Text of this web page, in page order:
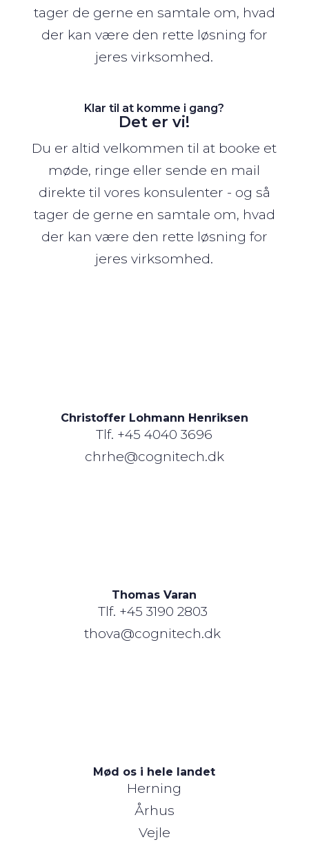
tager de gerne en samtale om, hvad
der kan være den rette løsning for
jeres virksomhed.
Klar til at komme i gang?
Det er vi!
Du er altid velkommen til at booke et
møde, ringe eller sende en mail
direkte til vores konsulenter - og så
tager de gerne en samtale om, hvad
der kan være den rette løsning for
jeres virksomhed.
Christoffer Lohmann Henriksen
Tlf. +45 4040 3696
chrhe@cognitech.dk
Thomas Varan
Tlf. +45 3190 2803
thova@cognitech.dk
Mød os i hele landet
Herning
Århus
Vejle